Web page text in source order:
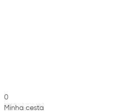
0
Minha cesta